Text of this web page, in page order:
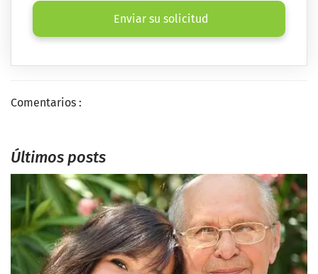
Enviar su solicitud
Comentarios :
Últimos posts